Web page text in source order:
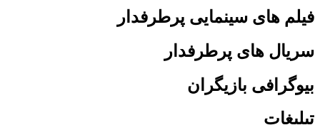
فیلم های سینمایی پرطرفدار
سریال های پرطرفدار
بیوگرافی بازیگران
تبلیغات